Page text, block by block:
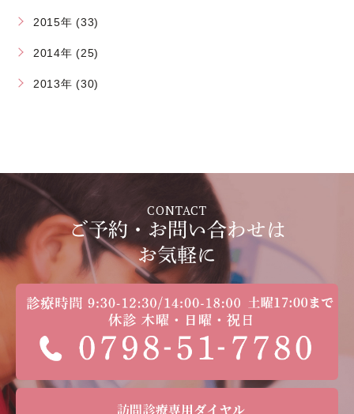
2015年 (33)
2014年 (25)
2013年 (30)
CONTACT
ご予約・お問い合わせは
お気軽に